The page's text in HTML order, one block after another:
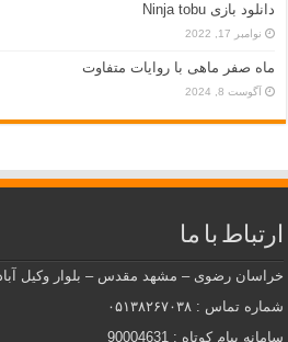
دانلود بازی Ninja tobu
نوامبر 17, 2022
ماه صفر ماهی با روایات متفاوت
آگوست 8, 2024
ارتباط با ما
خراسان رضوی – مشهد مقدس – بلوار وکیل
شماره تماس : ۰۵۱۳۸۲۶۷۰۳۸
سامانه پیام کوتاه : 90004631